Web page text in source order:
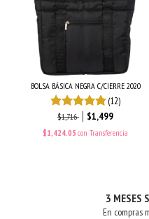
BOLSA BÁSICA NEGRA C/CIERRE 2020
(12)
$1,716 $1,499
$1,424.05 con Transferencia
3 MESES
En compras